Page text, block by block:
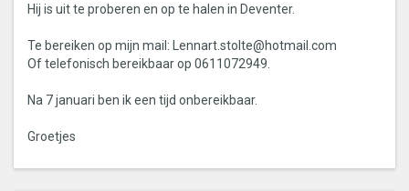
Hij is uit te proberen en op te halen in Deventer.
Te bereiken op mijn mail: Lennart.stolte@hotmail.com
Of telefonisch bereikbaar op 0611072949.
Na 7 januari ben ik een tijd onbereikbaar.
Groetjes